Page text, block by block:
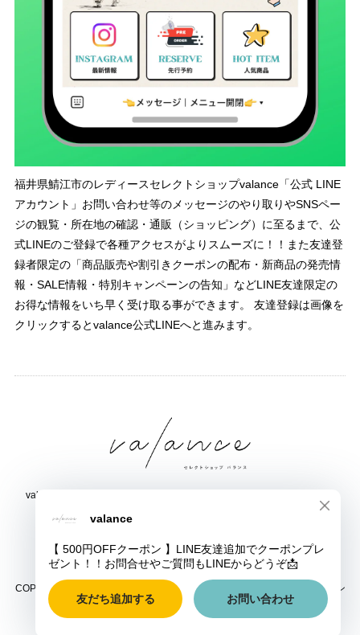
福井県鯖江市のレディースセレクトショップvalance「公式 LINE
アカウント」お問い合わせ等のメッセージのやり取りやSNSペー
ジの観覧・所在地の確認・通販（ショッピング）に至るまで、公
式LINEのご登録で各種アクセスがよりスムーズに！！また友達登
録者限定の「商品販売や割引きクーポンの配布・新商品の発売情
報・SALE情報・特別キャンペーンの告知」などLINE友達限定の
お得な情報をいち早く受け取る事ができます。 友達登録は画像を
クリックするとvalance公式LINEへと進みます。
valance 福井｜レディース セレクトショップ｜ファッション通販サイト
福井県鯖江市三六町1丁目1507
COPYRIGHT © valance 福井｜レディース セレクトショップ｜ファッション
通販サイト ALL RIGHTS RESERVED.